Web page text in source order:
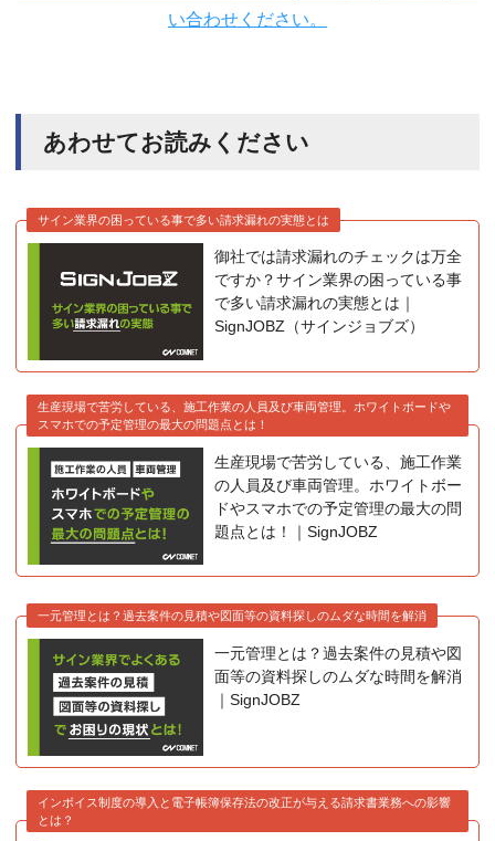
い合わせください。
あわせてお読みください
サイン業界の困っている事で多い請求漏れの実態とは
御社では請求漏れのチェックは万全
ですか？サイン業界の困っている事
で多い請求漏れの実態とは｜
SignJOBZ（サインジョブズ）
生産現場で苦労している、施工作業の人員及び車両管理。ホワイトボードや
スマホでの予定管理の最大の問題点とは！
生産現場で苦労している、施工作業
の人員及び車両管理。ホワイトボー
ドやスマホでの予定管理の最大の問
題点とは！｜SignJOBZ
一元管理とは？過去案件の見積や図面等の資料探しのムダな時間を解消
一元管理とは？過去案件の見積や図
面等の資料探しのムダな時間を解消
｜SignJOBZ
インボイス制度の導入と電子帳簿保存法の改正が与える請求書業務への影響
とは？